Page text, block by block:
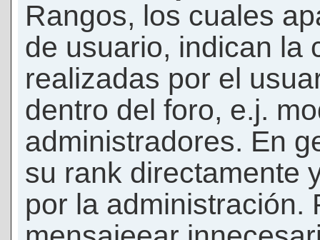
Rangos, los cuales
de usuario, indican la
realizadas por el
dentro del foro, e.j.
administradores. En
su rank directamente
por la administración.